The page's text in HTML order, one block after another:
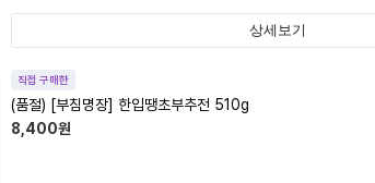
상세보기
직접 구매한
(품절) [부침명장] 한입땡초부추전 510g
8,400원